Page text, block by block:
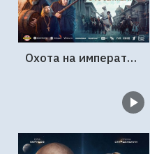
Охота на императора